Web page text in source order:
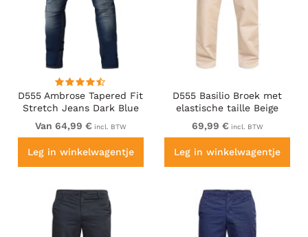
D555 Ambrose Tapered Fit
Stretch Jeans Dark Blue
Van 64,99 € incl. BTW
Leg in winkelwagentje
D555 Basilio Broek met
elastische taille Beige
69,99 € incl. BTW
Leg in winkelwagentje